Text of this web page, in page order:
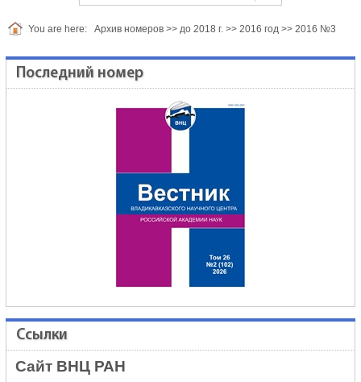
You are here: Архив номеров >> до 2018 г. >> 2016 год >> 2016 №3
Последний номер
Ссылки
Сайт ВНЦ РАН